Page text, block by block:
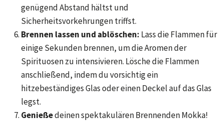
genügend Abstand hältst und
Sicherheitsvorkehrungen triffst.
Brennen lassen und ablöschen: Lass die Flammen für
einige Sekunden brennen, um die Aromen der
Spirituosen zu intensivieren. Lösche die Flammen
anschließend, indem du vorsichtig ein
hitzebeständiges Glas oder einen Deckel auf das Glas
legst.
Genießedeinen spektakulären Brennenden Mokka!